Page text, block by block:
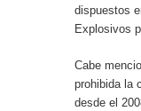
dispuestos
Explosivos
Cabe
prohibida la
desde el